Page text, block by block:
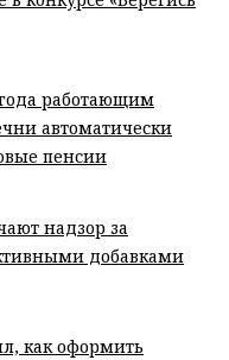
года работающим
автоматически
пенсии
надзор за
добавками
как оформить